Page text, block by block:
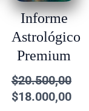
Informe
Astrológico
Premium
$20.500,00
$18.000,00